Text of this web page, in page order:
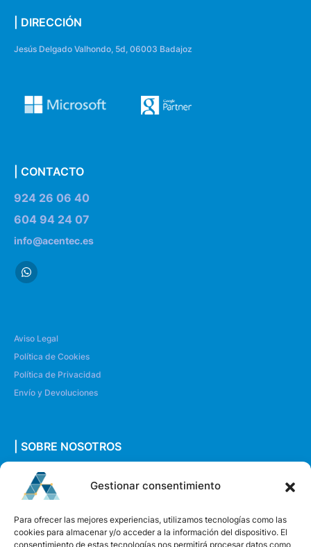
Gestionar consentimiento
Para ofrecer las mejores experiencias, utilizamos tecnologías como las
cookies para almacenar y/o acceder a la información del dispositivo. El
consentimiento de estas tecnologías nos permitirá procesar datos como
| DIRECCIÓN
Jesús Delgado Valhondo, 5d, 06003 Badajoz
| CONTACTO
924 26 06 40
604 94 24 07
info@acentec.es
Aviso Legal
Política de Cookies
Política de Privacidad
Envío y Devoluciones
| SOBRE NOSOTROS
Quiénes somos
Envíanos un mensaje